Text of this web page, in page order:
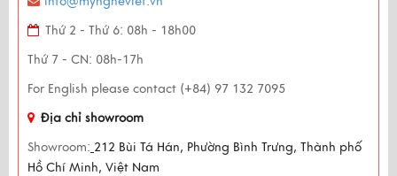
Thứ 2 - Thứ 6: 08h - 18h00
Thứ 7 - CN: 08h-17h
For English please contact (+84) 97 132 7095
Địa chỉ showroom
Showroom: 212 Bùi Tá Hán, Phường Bình Trưng, Thành phố
Hồ Chí Minh, Việt Nam